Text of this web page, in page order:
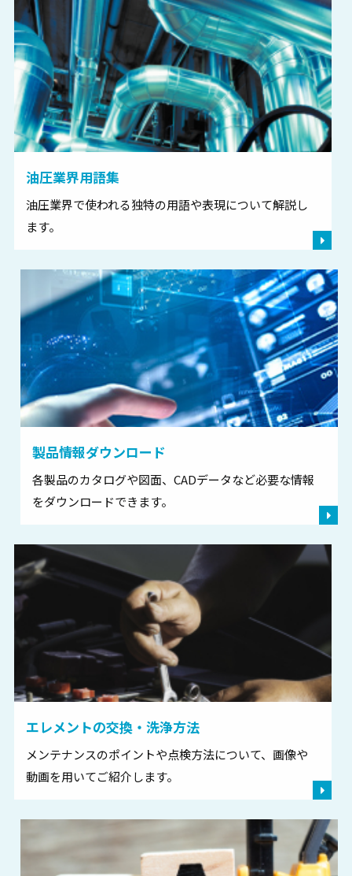
2023.12.14 製品情報
【新商品（型式追加）】サイクロンフィルタ「タイクロン」
低流量対応型のご案内
2023.12.04 その他
年末年始休業のお知らせ
2023.11.01
ホームページリニューアルのご案内
イベント
2023洗浄総合展参加のご案内
2023.10.27 その他
2023年11月24日(金)有給休暇取得奨励日(臨時休業)のお知ら
せ
2022.09.01 製品情報
【新製品】サイクロンフィルタ「タイクロン」のご案内
2022.03.22 製品情報
【新製品】自動洗浄用オートドライブフィルタ「ADF」のご
2022.03.01 製品情報
【新製品】油水分離器 DWS-0701 発売のご案内
2021.11.01 その他
大生工業チャンネルのご案内
油圧業界用語集
油圧業界で使われる独特の用語や表現について解説し
ます。
製品情報ダウンロード
各製品のカタログや図面、CADデータなど必要な情報
をダウンロードできます。
エレメントの交換・ 洗浄方法
メンテナンスのポイントや点検方法について、画像や
動画を用いてご紹介します。